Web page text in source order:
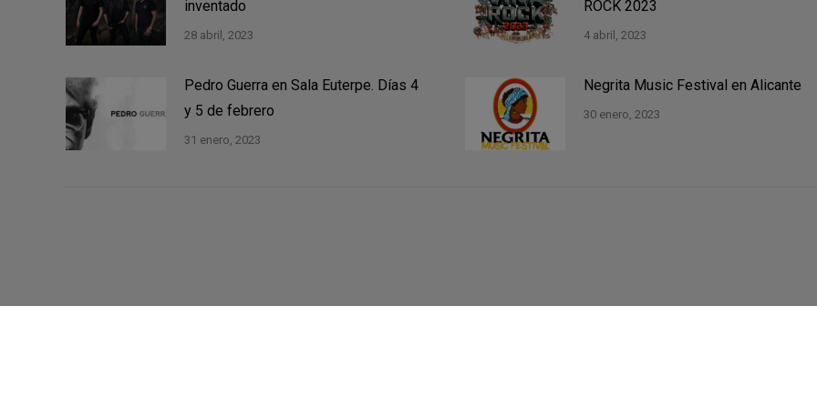
inventado
28 abril, 2023
ROCK 2023
4 abril, 2023
Pedro Guerra en Sala Euterpe. Días 4
y 5 de febrero
31 enero, 2023
Negrita Music Festival en Alicante
30 enero, 2023